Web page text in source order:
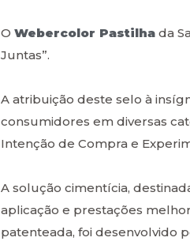
O Webercolor Pastilha da
Juntas”.
A atribuição deste selo à
consumidores em diversas
Intenção de Compra e
A solução cimentícia,
aplicação e prestações
patenteada, foi desenvolvido